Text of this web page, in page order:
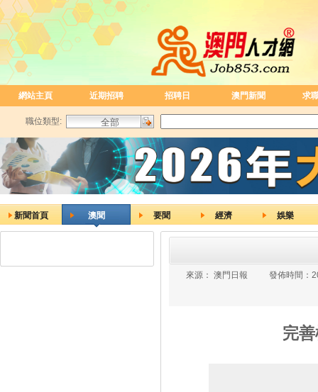
網站主頁 近期招聘 招聘日 澳門新聞 求
職位類型:
新聞首頁 澳聞 要聞 經濟 娛樂
來源： 澳門日報 發佈時間：
完